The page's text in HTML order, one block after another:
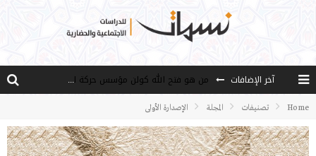
آخر الإضافات
من هو فتح الله كولن مؤسس حركة الخدمة؟
الأستاذ عالما عارفا حكيما
Home تصنيفات المجلة الإصدارة الأولى